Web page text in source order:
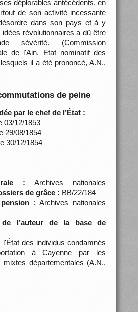
déplorables antécédents, en
de son activité incessante
dans son pays et à y
idées révolutionnaires a dû être
sévérité. (Commission
de l'Ain. Etat nominatif des
il a été prononcé, A.N.,
de peine
par le chef de l’État :
03/12/1853
29/08/1854
30/12/1854
: Archives nationales
de grâce : BB/22/184
: Archives nationales
de l’auteur de la base de
l'État des individus condamnés
à Cayenne par les
mixtes départementales (A.N.,